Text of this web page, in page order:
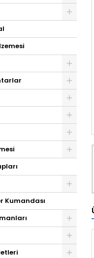
Kumandası